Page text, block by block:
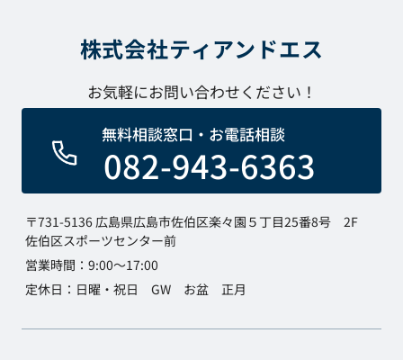
株式会社ティアンドエス
お気軽にお問い合わせください！
無料相談窓口・お電話相談
082-943-6363
〒731-5136 広島県広島市佐伯区楽々園５丁目25番8号 2F
佐伯区スポーツセンター前
営業時間：9:00～17:00
定休日：日曜・祝日 GW お盆 正月